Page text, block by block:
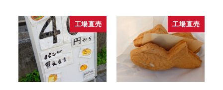
工場直売 工場直売